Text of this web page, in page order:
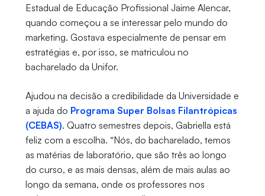
Estadual de Educação Profissional Jaime Alencar,
quando começou a se interessar pelo mundo do
marketing. Gostava especialmente de pensar em
estratégias e, por isso, se matriculou no
bacharelado da Unifor.
Ajudou na decisão a credibilidade da Universidade e
a ajuda do Programa Super Bolsas Filantrópicas
(CEBAS). Quatro semestres depois, Gabriella está
feliz com a escolha. “Nós, do bacharelado, temos
as matérias de laboratório, que são três ao longo
do curso, e as mais densas, além de mais aulas ao
longo da semana, onde os professores nos